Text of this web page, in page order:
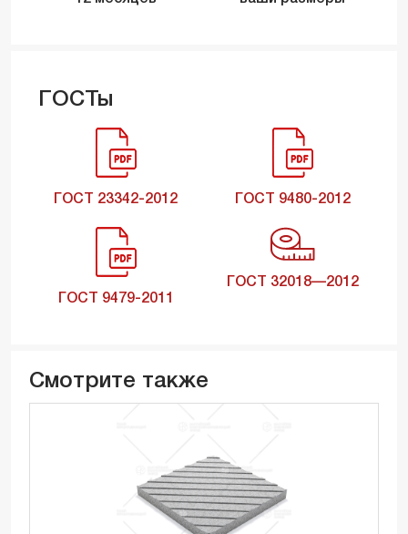
ГОСТы
ГОСТ 23342-2012 ГОСТ 9480-2012
ГОСТ 9479-2011
ГОСТ 32018—2012
Смотрите также